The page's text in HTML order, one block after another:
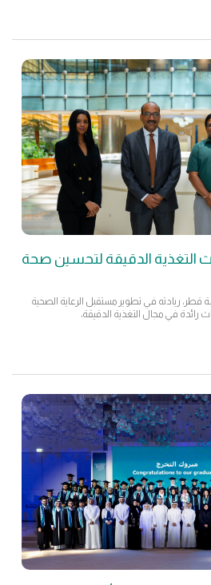
التغذية الدقيقة لتحسين صحة
ريادته في تطوير مستقبل الرعاية الصحية
في مجال التغذية الدقيقة،